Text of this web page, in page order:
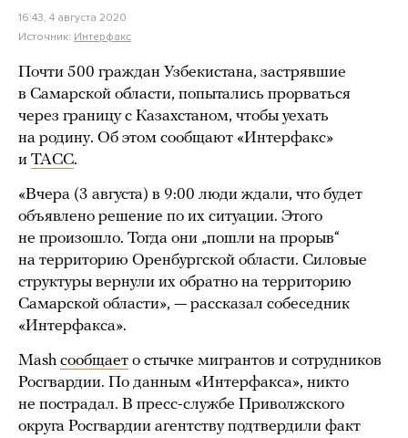
16:43, 4 августа 2020
Источник: Интерфакс
Почти 500 граждан Узбекистана, застрявшие
в Самарской области, попытались прорваться
через границу с Казахстаном, чтобы уехать
на родину. Об этом сообщают «Интерфакс»
и ТАСС.
«Вчера (3 августа) в 9:00 люди ждали, что будет
объявлено решение по их ситуации. Этого
не произошло. Тогда они „пошли на прорыв“
на территорию Оренбургской области. Силовые
структуры вернули их обратно на территорию
Самарской области», — рассказал собеседник
«Интерфакса».
Mash сообщает о стычке мигрантов и сотрудников
Росгвардии. По данным «Интерфакса», никто
не пострадал. В пресс-службе Приволжского
округа Росгвардии агентству подтвердили факт